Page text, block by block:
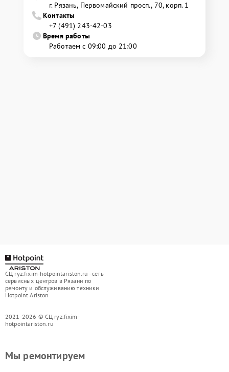
г. Рязань, Первомайский просп., 70, корп. 1
Контакты
+7 (491) 243-42-03
Время работы
Работаем с 09:00 до 21:00
СЦ ryz.fixim-hotpointariston.ru - сеть
сервисных центров в Рязани по
ремонту и обслуживанию техники
Hotpoint Ariston
2021-2026 © СЦ ryz.fixim-
hotpointariston.ru
Мы ремонтируем